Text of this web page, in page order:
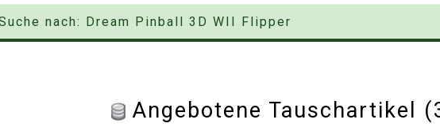
nach: Dream Pinball 3D WII Flipper
Angebotene Tauschartikel